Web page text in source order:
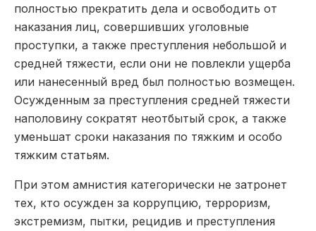
полностью прекратить дела и освободить от
наказания лиц, совершивших уголовные
проступки, а также преступления небольшой и
средней тяжести, если они не повлекли ущерба
или нанесенный вред был полностью возмещен.
Осужденным за преступления средней тяжести
наполовину сократят неотбытый срок, а также
уменьшат сроки наказания по тяжким и особо
тяжким статьям.
При этом амнистия категорически не затронет
тех, кто осужден за коррупцию, терроризм,
экстремизм, пытки, рецидив и преступления